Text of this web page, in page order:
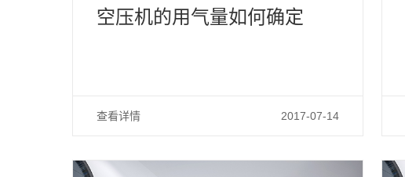
空压机的用气量如何确定
查看详情 2017-07-14